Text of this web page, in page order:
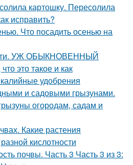
картошку. Пересолила
исправить?
Что посадить осенью на
УЖ ОБЫКНОВЕННЫЙ
это такое и как
удобрения
и садовыми грызунами.
огородам, садам и
Какие растения
кислотности
почвы. Часть 3 Часть 3 из 3: